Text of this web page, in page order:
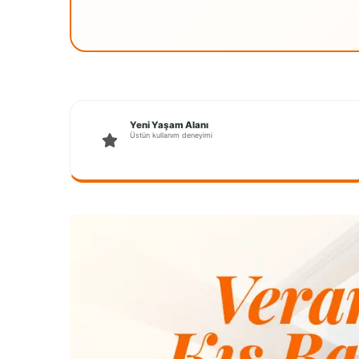
Yeni Yaşam Alanı
Üstün kullanım deneyimi